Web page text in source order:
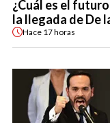
¿Cuál es el
la llegada de De
Hace 17 horas